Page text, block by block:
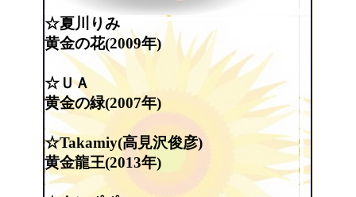
☆夏川りみ
黄金の花(2009年)
☆ＵＡ
黄金の緑(2007年)
☆Takamiy(高見沢俊彦)
黄金龍王(2013年)